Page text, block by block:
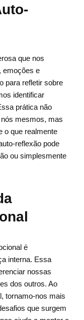
que nos
emoções e
para refletir sobre
identificar
prática não
mesmos, mas
o que realmente
reflexão pode
ou simplesmente
é
interna. Essa
nossas
dos outros. Ao
tornamo-nos mais
que surgem